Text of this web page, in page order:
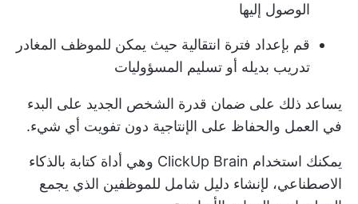
الوصول إليها
قم بإعداد فترة انتقالية حيث يمكن للموظف المغادر
تدريب بديله أو تسليم المسؤوليات
يساعد ذلك على ضمان قدرة الشخص الجديد على البدء
في العمل والحفاظ على الإنتاجية دون تفويت أي شيء.
يمكنك استخدام ClickUp Brain وهي أداة كتابة بالذكاء
الاصطناعي، لإنشاء دليل شامل للموظفين الذي يجمع